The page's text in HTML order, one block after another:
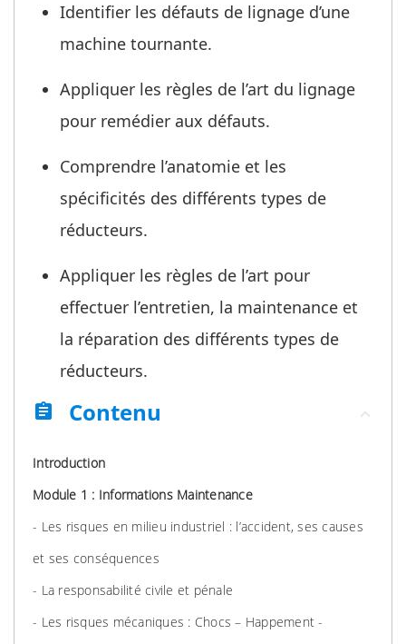
Identifier les défauts de lignage d’une
machine tournante.
Appliquer les règles de l’art du lignage
pour remédier aux défauts.
Comprendre l’anatomie et les
spécificités des différents types de
réducteurs.
Appliquer les règles de l’art pour
effectuer l’entretien, la maintenance et
la réparation des différents types de
réducteurs.
assignment
Contenu
Introduction
Module 1 : Informations Maintenance
- Les risques en milieu industriel : l’accident, ses causes
et ses conséquences
- La responsabilité civile et pénale
- Les risques mécaniques : Chocs – Happement -